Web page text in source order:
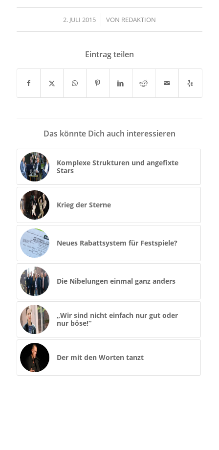
2. JULI 2015
/ VON REDAKTION
Eintrag teilen
Das könnte Dich auch interessieren
Komplexe Strukturen und angefixte
Stars
Krieg der Sterne
Neues Rabattsystem für Festspiele?
Die Nibelungen einmal ganz anders
„Wir sind nicht einfach nur gut oder
nur böse!“
Der mit den Worten tanzt